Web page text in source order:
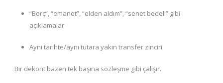
“Borç”, “emanet”, “elden aldım”, “senet bedeli” gibi
açıklamalar
Aynı tarihte/aynı tutara yakın transfer zinciri
Bir dekont bazen tek başına sözleşme gibi çalışır.